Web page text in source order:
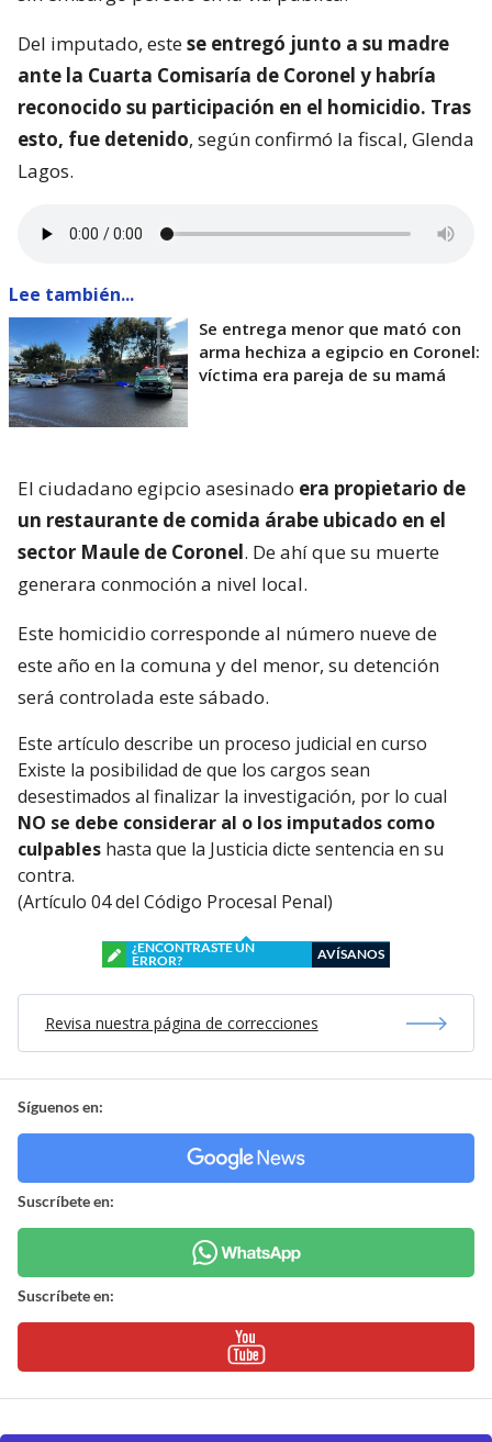
Del imputado, estese entregó junto a su madre
ante la Cuarta Comisaría de Coronel y habría
reconocido su participación en el homicidio. Tras
esto, fue detenido, según confirmó la fiscal, Glenda
Lagos.
Lee también...
Se entrega menor que mató con
arma hechiza a egipcio en Coronel:
víctima era pareja de su mamá
El ciudadano egipcio asesinado era propietario de
un restaurante de comida árabe ubicado en el
sector Maule de Coronel. De ahí que su muerte
generara conmoción a nivel local.
Este homicidio corresponde al número nueve de
este año en la comuna y del menor, su detención
será controlada este sábado.
Este artículo describe un proceso judicial en curso
Existe la posibilidad de que los cargos sean
desestimados al finalizar la investigación, por lo cual
NO se debe considerar al o los imputados como
culpables hasta que la Justicia dicte sentencia en su
contra.
(Artículo 04 del Código Procesal Penal)
¿ENCONTRASTE UN
ERROR?
AVÍSANOS
Revisa nuestra página de correcciones
Síguenos en:
Suscríbete en:
Suscríbete en: